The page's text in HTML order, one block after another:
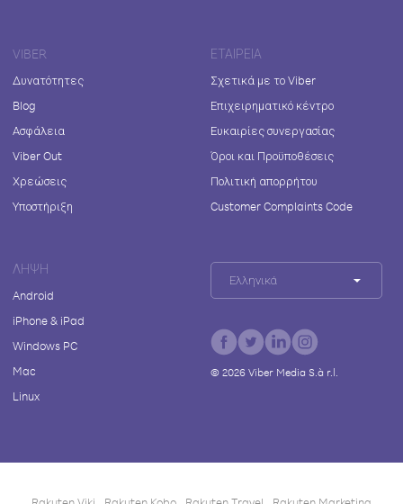
VIBER
Δυνατότητες
Blog
Ασφάλεια
Viber Out
Χρεώσεις
Υποστήριξη
ΕΤΑΙΡΕΊΑ
Σχετικά με το Viber
Επιχειρηματικό κέντρο
Ευκαιρίες συνεργασίας
Όροι και Προϋποθέσεις
Πολιτική απορρήτου
Customer Complaints Code
ΛΉΨΗ
Android
iPhone & iPad
Windows PC
Mac
Linux
Ελληνικά
© 2026Viber Media S.à r.l.